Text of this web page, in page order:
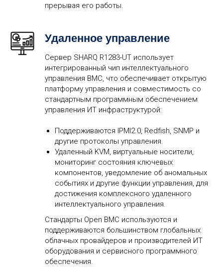
прерывая его работы.
Удаленное управление
Сервер SHARQ R1283-UT использует
интегрированный чип интеллектуального
управления BMC, что обеспечивает открытую
платформу управления и совместимость со
стандартным программным обеспечением
управления ИТ инфраструктурой:
Поддерживаются IPMI2.0, Redfish, SNMP и
другие протоколы управления.
Удаленный KVM, виртуальные носители,
мониторинг состояния ключевых
компонентов, уведомление об аномальных
событиях и другие функции управления, для
достижения комплексного удаленного
интеллектуального управления.
Стандарты Open BMC используются и
поддерживаются большинством глобальных
облачных провайдеров и производителей ИТ
оборудования и сервисного программного
обеспечения.